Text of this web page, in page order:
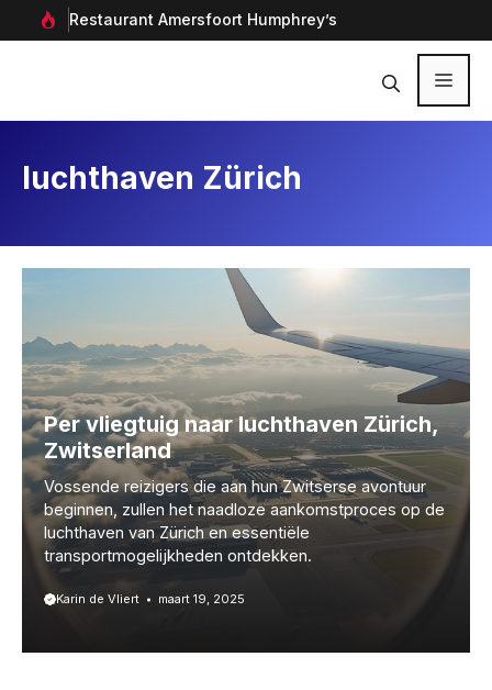
naar
Restaurant Amersfoort Humphrey’s
luchthaven Zürich
Per vliegtuig naar luchthaven Zürich,
Zwitserland
Vossende reizigers die aan hun Zwitserse avontuur
beginnen, zullen het naadloze aankomstproces op de
luchthaven van Zürich en essentiële
transportmogelijkheden ontdekken.
Karin de Vliert maart 19, 2025